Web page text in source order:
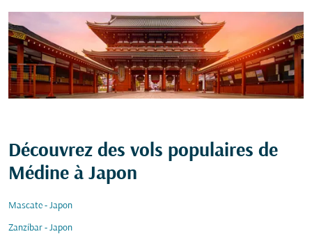
Découvrez des vols populaires de
Médine à Japon
Mascate - Japon
Zanzíbar - Japon